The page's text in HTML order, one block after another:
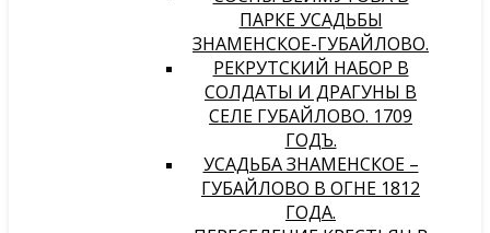
ПАРКЕ УСАДЬБЫ
ЗНАМЕНСКОЕ-ГУБАЙЛОВО.
РЕКРУТСКИЙ НАБОР В
СОЛДАТЫ И ДРАГУНЫ В
СЕЛЕ ГУБАЙЛОВО. 1709
ГОДЪ.
УСАДЬБА ЗНАМЕНСКОЕ –
ГУБАЙЛОВО В ОГНЕ 1812
ГОДА.